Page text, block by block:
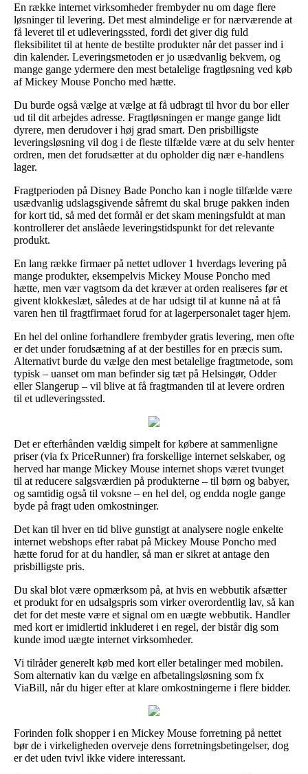
En række internet virksomheder frembyder nu om dage flere
løsninger til levering. Det mest almindelige er for nærværende at
få leveret til et udleveringssted, fordi det giver dig fuld
fleksibilitet til at hente de bestilte produkter når det passer ind i
din kalender. Leveringsmetoden er jo usædvanlig bekvem, og
mange gange ydermere den mest betalelige fragtløsning ved køb
af Mickey Mouse Poncho med hætte.
Du burde også vælge at vælge at få udbragt til hvor du bor eller
ud til dit arbejdes adresse. Fragtløsningen er mange gange lidt
dyrere, men derudover i høj grad smart. Den prisbilligste
leveringsløsning vil dog i de fleste tilfælde være at du selv henter
ordren, men det forudsætter at du opholder dig nær e-handlens
lager.
Fragtperioden på Disney Bade Poncho kan i nogle tilfælde være
usædvanlig udslagsgivende såfremt du skal bruge pakken inden
for kort tid, så med det formål er det skam meningsfuldt at man
kontrollerer det anslåede leveringstidspunkt for det relevante
produkt.
En lang række firmaer på nettet udlover 1 hverdags levering på
mange produkter, eksempelvis Mickey Mouse Poncho med
hætte, men vær vagtsom da det kræver at orden realiseres før et
givent klokkeslæt, således at de har udsigt til at kunne nå at få
varen hen til fragtfirmaet forud for at lagerpersonalet tager hjem.
En hel del online forhandlere frembyder gratis levering, men ofte
er det under forudsætning af at der bestilles for en præcis sum.
Alternativt burde du vælge den mest betalelige fragtmetode, som
typisk – uanset om man befinder sig tæt på Helsingør, Odder
eller Slangerup – vil blive at få fragtmanden til at levere ordren
til et udleveringssted.
Det er efterhånden vældig simpelt for købere at sammenligne
priser (via fx PriceRunner) fra forskellige internet selskaber, og
herved har mange Mickey Mouse internet shops været tvunget
til at reducere salgsværdien på produkterne – til børn og babyer,
og samtidig også til voksne – en hel del, og endda nogle gange
byde på fragt uden omkostninger.
Det kan til hver en tid blive gunstigt at analysere nogle enkelte
internet webshops efter rabat på Mickey Mouse Poncho med
hætte forud for at du handler, så man er sikret at antage den
prisbilligste pris.
Du skal blot være opmærksom på, at hvis en webbutik afsætter
et produkt for en udsalgspris som virker overordentlig lav, så kan
det for det meste være et signal om en uægte webbutik. Handler
med kort er imidlertid inkluderet i en regel, der bistår dig som
kunde imod uægte internet virksomheder.
Vi tilråder generelt køb med kort eller betalinger med mobilen.
Som alternativ kan du vælge en afbetalingsløsning som fx
ViaBill, når du higer efter at klare omkostningerne i flere bidder.
Forinden folk shopper i en Mickey Mouse forretning på nettet
bør de i virkeligheden overveje dens forretningsbetingelser, dog
er det uden tvivl ikke videre interessant.